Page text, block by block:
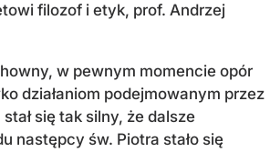
filozof i etyk, prof. Andrzej
w pewnym momencie opór
działaniom podejmowanym przez
się tak silny, że dalsze
następcy św. Piotra stało się